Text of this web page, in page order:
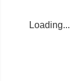
Loading...